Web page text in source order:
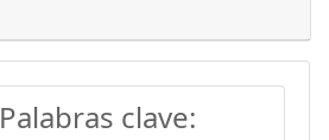
Palabras clave: